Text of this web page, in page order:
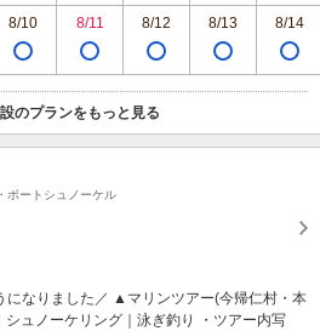
8/10 8/11 8/12 8/13 8/14
のプランをもっと見る
ボートシュノーケル
になりました／ ▲マリンツアー(今帰仁村・本
ュノーケリング｜泳ぎ釣り ・ツアー内写